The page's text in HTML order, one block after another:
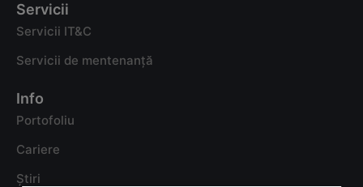
Servicii
Servicii IT&C
Servicii de mentenanță
Info
Portofoliu
Cariere
Știri